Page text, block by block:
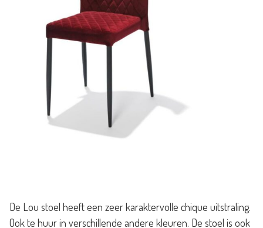
De Lou stoel heeft een zeer karaktervolle chique uitstraling.
Ook te huur in verschillende andere kleuren. De stoel is ook